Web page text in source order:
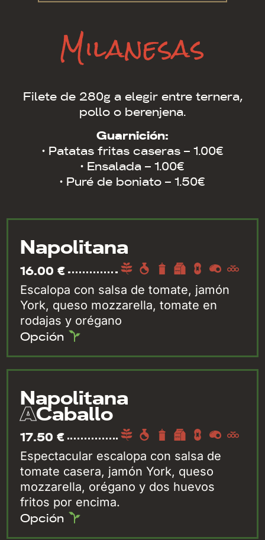
Milanesas
Filete de 280g a elegir entre ternera,
pollo o berenjena.
Guarnición:
· Patatas fritas caseras – 1.00€
· Ensalada – 1.00€
· Puré de boniato – 1.50€
Napolitana
16.00 €
Escalopa con salsa de tomate, jamón
York, queso mozzarella, tomate en
rodajas y orégano
Opción
Napolitana
ACaballo
17.50 €
Espectacular escalopa con salsa de
tomate casera, jamón York, queso
mozzarella, orégano y dos huevos
fritos por encima.
Opción